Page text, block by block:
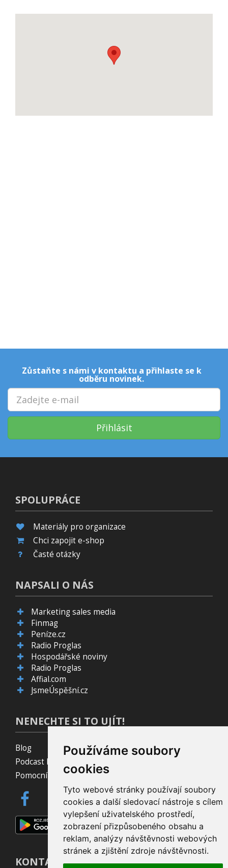
Používáme soubory
cookies
Tyto webové stránky používají soubory
cookies a další sledovací nástroje s cílem
vylepšení uživatelského prostředí,
zobrazení přizpůsobeného obsahu a
reklam, analýzy návštěvnosti webových
stránek a zjištění zdroje návštěvnosti.
Zůstaňte s námi v kontaktu a přihlaste se k
odběru novinek.
Přihlásit
SPOLUPRÁCE
Materiály pro organizace
Chci zapojit e-shop
Časté otázky
NAPSALI O NÁS
Marketing sales media
Finmag
Peníze.cz
Radio Proglas
Hospodářské noviny
Radio Proglas
Affial.com
JsmeÚspěšní.cz
NENECHTE SI TO UJÍT!
Blog
Podcast Pijavice
Pomocník do prohlížeče
KONTAKT